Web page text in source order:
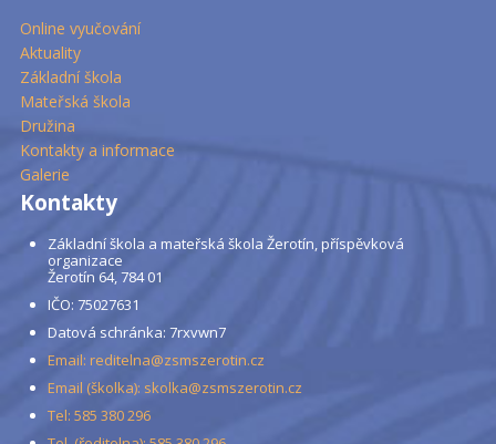
Online vyučování
Aktuality
Základní škola
Mateřská škola
Družina
Kontakty a informace
Galerie
Kontakty
Základní škola a mateřská škola Žerotín, příspěvková
organizace
Žerotín 64, 784 01
IČO: 75027631
Datová schránka: 7rxvwn7
Email: reditelna@zsmszerotin.cz
Email (školka): skolka@zsmszerotin.cz
Tel: 585 380 296